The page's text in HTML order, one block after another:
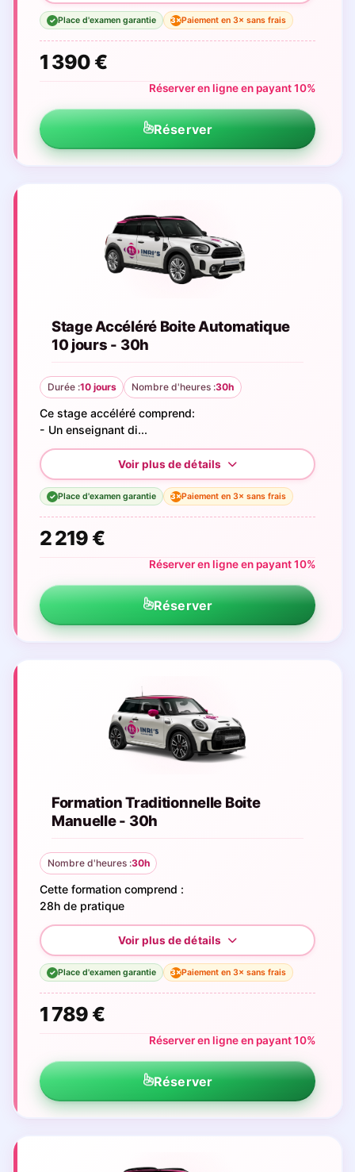
✓ Place d'examen garantie 3×Paiement en 3× sans frais
1 390 €
Réserver en ligne en payant 10%
Réserver
Stage Accéléré Boite Automatique
10 jours - 30h
Durée :10 jours Nombre d'heures :30h
Ce stage accéléré comprend:
- Un enseignant di...
✓ Place d'examen garantie 3×Paiement en 3× sans frais
2 219 €
Réserver en ligne en payant 10%
Réserver
Formation Traditionnelle Boite
Manuelle - 30h
Nombre d'heures :30h
Cette formation comprend :
28h de pratique
✓ Place d'examen garantie 3×Paiement en 3× sans frais
1 789 €
Réserver en ligne en payant 10%
Réserver